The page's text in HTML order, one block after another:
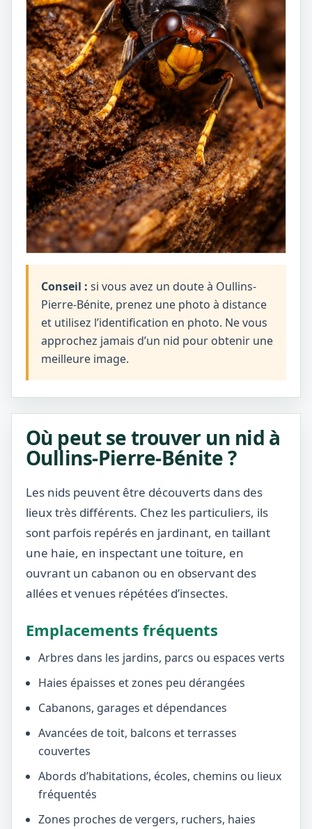
Conseil : si vous avez un doute à Oullins-
Pierre-Bénite, prenez une photo à distance
et utilisez l’identification en photo. Ne vous
approchez jamais d’un nid pour obtenir une
meilleure image.
Où peut se trouver un nid à
Oullins-Pierre-Bénite ?
Les nids peuvent être découverts dans des
lieux très différents. Chez les particuliers, ils
sont parfois repérés en jardinant, en taillant
une haie, en inspectant une toiture, en
ouvrant un cabanon ou en observant des
allées et venues répétées d’insectes.
Emplacements fréquents
Arbres dans les jardins, parcs ou espaces verts
Haies épaisses et zones peu dérangées
Cabanons, garages et dépendances
Avancées de toit, balcons et terrasses
couvertes
Abords d’habitations, écoles, chemins ou lieux
fréquentés
Zones proches de vergers, ruchers, haies